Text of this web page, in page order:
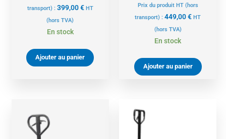
transport) : 399,00€ HT
(hors TVA)
En stock
Ajouter au panier
Prix du produit HT (hors
transport) :449,00€ HT
(hors TVA)
En stock
Ajouter au panier